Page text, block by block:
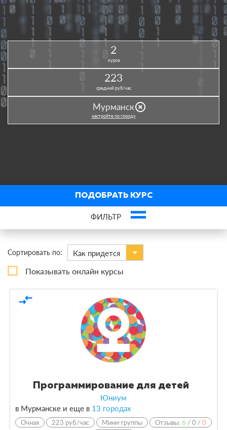
2
курса
223
средний руб/час
Мурманскhighlight_off
настройте по городу
Сортировать по: Как придется
Показывать онлайн курсы
compare_arrows
Программирование для детей
Юниум
в Мурманске и еще в 13 городах
Очная 223 руб/час Мини-группы Отзывы:6 /0 /0
ПОДОБРАТЬ КУРС
ФИЛЬТР
По оплате
По языку обучения